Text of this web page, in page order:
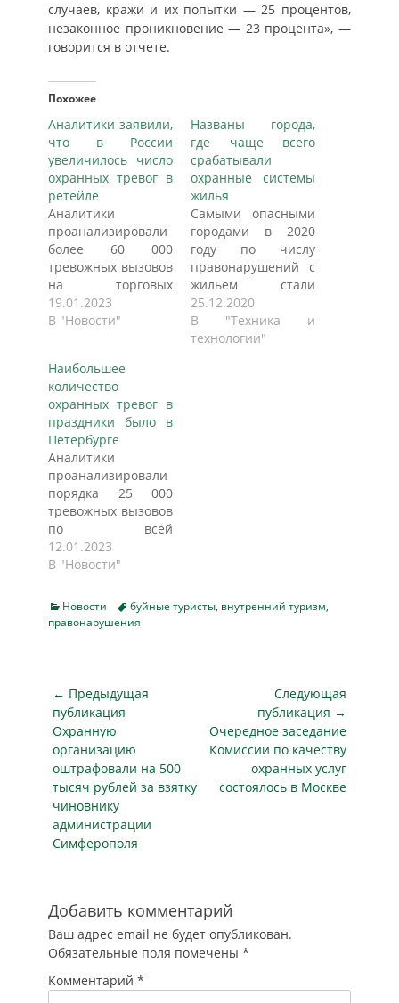
случаев, кражи и их попытки — 25 процентов,
незаконное проникновение — 23 процента», —
говорится в отчете.
Похожее
Аналитики заявили,
что в России
увеличилось число
охранных тревог в
ретейле
Аналитики
проанализировали
более 60 000
тревожных вызовов
на торговых
предприятиях с
целью выяснить,
обстановка в
ретейле с приходом
холодов.
«Газета.Ru»
ознакомилась с
результатами
исследования.
Независимо от
времени года по
характеру рейтинг
правонарушений
на объектах
не меняется: на
первом месте
второе место
занимают…
19.01.2023
В "Новости"
Названы города,
где чаще всего
срабатывали
охранные системы
жилья
Самыми опасными
городами в 2020
году по числу
правонарушений с
жильем стали
Курск, Ярославль и
Пермь, говорится в
имеющемся в
следовательно, и
25.12.2020
В "Техника и
технологии"
Наибольшее
количество
охранных тревог в
праздники было в
Петербурге
Аналитики
проанализировали
порядка 25 000
тревожных вызовов
по всей
территории РФ,
зафиксированных в
каникул, с 25
декабря по 10
криминогенная
обстановка в
стране в связи с
праздниками.
«Газета.Ru»
ознакомилась с
результатами
исследования.
Согласно
полученным
период прирост…
12.01.2023
В "Новости"
Categories
Новости Tagsбуйные туристы, внутренний туризм,
правонарушения
Навигация
по
записям
← Предыдущая
публикация
Предыдущая
публикация
Охранную
организацию
оштрафовали на 500
тысяч рублей за взятку
чиновнику
администрации
Симферополя
Следующая
публикация →
Следующая
публикация
Очередное заседание
Комиссии по качеству
охранных услуг
состоялось в Москве
Добавить комментарий
Ваш адрес email не будет опубликован.
Обязательные поля помечены *
Комментарий *